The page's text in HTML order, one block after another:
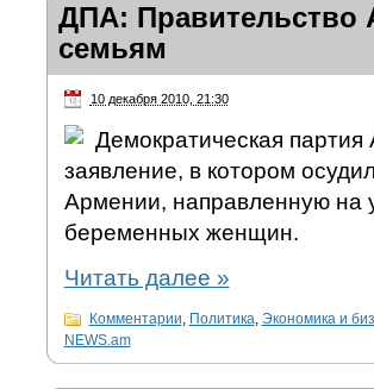
ДПА:
семьям
10 декабря 2010, 21:30
Демократическая
заявление, в котором
Армении, направленную на
беременных женщин.
Читать далее »
Комментарии Политика Экономика и
NEWS.am